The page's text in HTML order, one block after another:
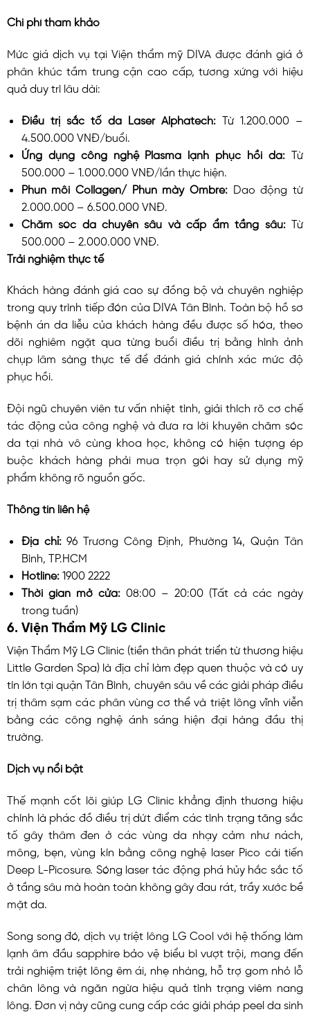
Chi phí tham khảo
Mức giá dịch vụ tại Viện thẩm mỹ DIVA được đánh giá ở
phân khúc tầm trung cận cao cấp, tương xứng với hiệu
quả duy trì lâu dài:
Điều trị sắc tố da Laser Alphatech: Từ 1.200.000 –
4.500.000 VNĐ/buổi.
Ứng dụng công nghệ Plasma lạnh phục hồi da: Từ
500.000 – 1.000.000 VNĐ/lần thực hiện.
Phun môi Collagen/ Phun mày Ombre: Dao động từ
2.000.000 – 6.500.000 VNĐ.
Chăm sóc da chuyên sâu và cấp ẩm tầng sâu: Từ
500.000 – 2.000.000 VNĐ.
Trải nghiệm thực tế
Khách hàng đánh giá cao sự đồng bộ và chuyên nghiệp
trong quy trình tiếp đón của DIVA Tân Bình. Toàn bộ hồ sơ
bệnh án da liễu của khách hàng đều được số hóa, theo
dõi nghiêm ngặt qua từng buổi điều trị bằng hình ảnh
chụp lâm sàng thực tế để đánh giá chính xác mức độ
phục hồi.
Đội ngũ chuyên viên tư vấn nhiệt tình, giải thích rõ cơ chế
tác động của công nghệ và đưa ra lời khuyên chăm sóc
da tại nhà vô cùng khoa học, không có hiện tượng ép
buộc khách hàng phải mua trọn gói hay sử dụng mỹ
phẩm không rõ nguồn gốc.
Thông tin liên hệ
Địa chỉ:96 Trương Công Định, Phường 14, Quận Tân
Bình, TP.HCM
Hotline: 1900 2222
Thời gian mở cửa:08:00 – 20:00 (Tất cả các ngày
trong tuần)
6. Viện Thẩm Mỹ LG Clinic
Viện Thẩm Mỹ LG Clinic (tiền thân phát triển từ thương hiệu
Little Garden Spa) là địa chỉ làm đẹp quen thuộc và có uy
tín lớn tại quận Tân Bình, chuyên sâu về các giải pháp điều
trị thâm sạm các phân vùng cơ thể và triệt lông vĩnh viễn
bằng các công nghệ ánh sáng hiện đại hàng đầu thị
trường.
Dịch vụ nổi bật
Thế mạnh cốt lõi giúp LG Clinic khẳng định thương hiệu
chính là phác đồ điều trị dứt điểm các tình trạng tăng sắc
tố gây thâm đen ở các vùng da nhạy cảm như nách,
mông, bẹn, vùng kín bằng công nghệ laser Pico cải tiến
Deep L-Picosure. Sóng laser tác động phá hủy hắc sắc tố
ở tầng sâu mà hoàn toàn không gây đau rát, trầy xước bề
mặt da.
Song song đó, dịch vụ triệt lông LG Cool với hệ thống làm
lạnh âm đầu sapphire bảo vệ biểu bì vượt trội, mang đến
trải nghiệm triệt lông êm ái, nhẹ nhàng, hỗ trợ gom nhỏ lỗ
chân lông và ngăn ngừa hiệu quả tình trạng viêm nang
lông. Đơn vị này cũng cung cấp các giải pháp peel da sinh